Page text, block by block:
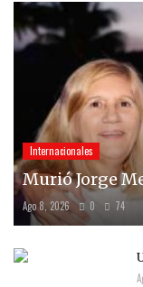
Internacionales
Murió Jorge
Ago 8, 2026 0 74